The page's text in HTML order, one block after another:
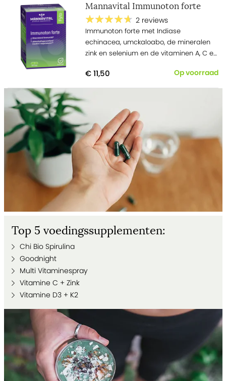
Mannavital Immunoton forte
2 reviews
Immunoton forte met Indiase
echinacea, umckaloabo, de mineralen
zink en selenium en de vitaminen A, C en
van het immuunsysteem en tot een
sterke weerstand. Met Indiase
luchtwegen verzachten en die zorgen
voor meer ademhalingscomfort.
€ 11,50 Op voorraad
Top 5 voedingssupplementen:
Chi Bio Spirulina
Goodnight
Multi Vitaminespray
Vitamine C + Zink
Vitamine D3 + K2